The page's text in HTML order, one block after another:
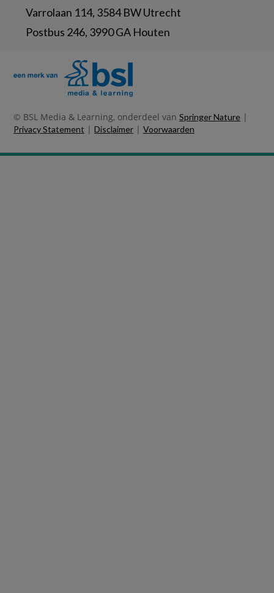
Varrolaan 114, 3584 BW Utrecht
Postbus 246, 3990 GA Houten
© BSL Media & Learning, onderdeel van Springer Nature |
Privacy Statement | Disclaimer | Voorwaarden